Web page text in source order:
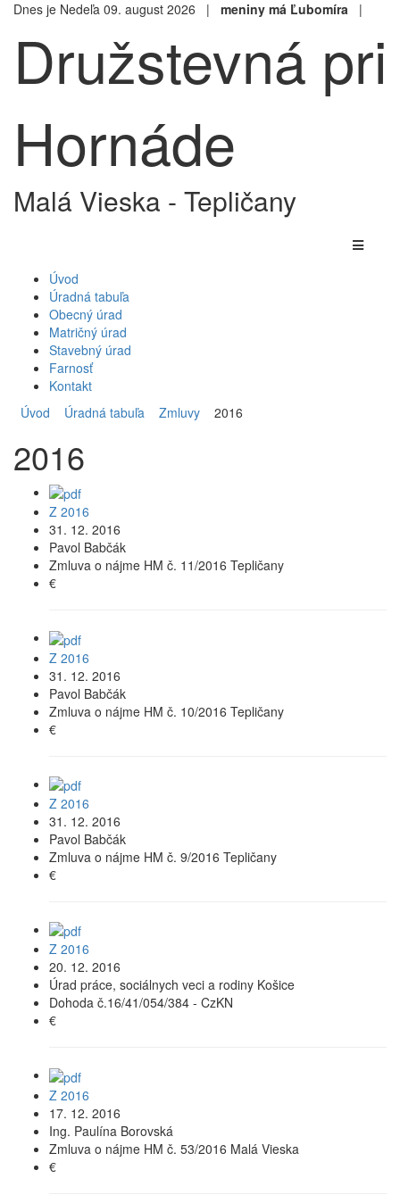
Dnes je Nedeľa 09. august 2026 | meniny má Ľubomíra |
Družstevná pri
Hornáde
Malá Vieska - Tepličany
Úvod
Úradná tabuľa
Obecný úrad
Matričný úrad
Stavebný úrad
Farnosť
Kontakt
Úvod
Úradná tabuľa Zmluvy 2016
2016
Z 2016
31. 12. 2016
Pavol Babčák
Zmluva o nájme HM č. 11/2016 Tepličany
€
Z 2016
31. 12. 2016
Pavol Babčák
Zmluva o nájme HM č. 10/2016 Tepličany
€
Z 2016
31. 12. 2016
Pavol Babčák
Zmluva o nájme HM č. 9/2016 Tepličany
€
Z 2016
20. 12. 2016
Úrad práce, sociálnych veci a rodiny Košice
Dohoda č.16/41/054/384 - CzKN
€
Z 2016
17. 12. 2016
Ing. Paulína Borovská
Zmluva o nájme HM č. 53/2016 Malá Vieska
€